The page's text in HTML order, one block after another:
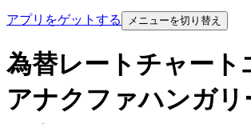
アプリをゲットする
メニューを切り替え
為替レートチャート
アナクファハンガリ